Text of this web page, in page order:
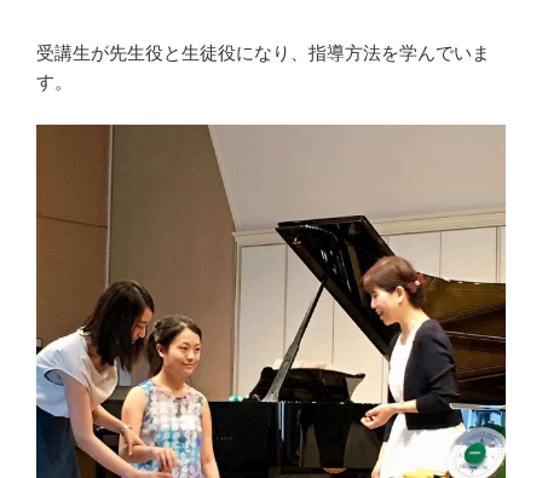
受講生が先生役と生徒役になり、指導方法を学んでいま
す。